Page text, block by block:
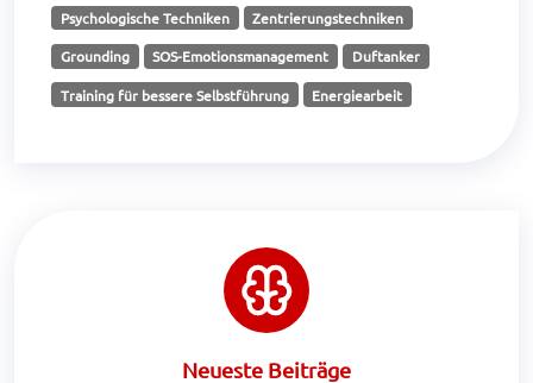
Psychologische Techniken Zentrierungstechniken
Grounding SOS-Emotionsmanagement Duftanker
Training für bessere Selbstführung Energiearbeit
Neueste Beiträge